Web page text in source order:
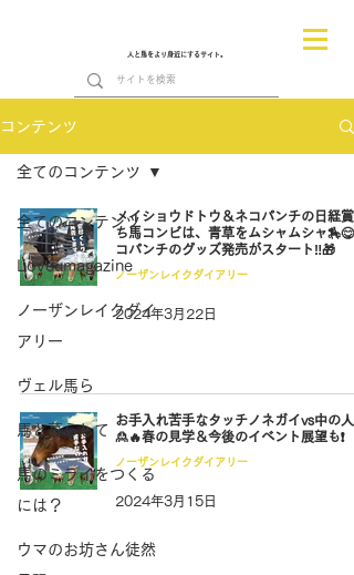
人と馬をより身近にするサイト。
コンテンツ
全てのコンテンツ
Loveumagazine
ノーザンレイクダイ
アリー
ヴェル馬ら
馬と暮らして
馬のミライをつくる
には？
ウマのお坊さん徒然
全てのコンテンツ
メイショウドトウ＆ネコパンチの日経賞
ち馬コンビは、青草をムシャムシャ🏇😋
コパンチのグッズ発売がスタート‼🎁
ノーザンレイクダイアリー
2024年3月22日
お手入れ苦手なタッチノネガイvs中の人
🙎🔥春の見学＆今後のイベント展望も❗
ノーザンレイクダイアリー
2024年3月15日